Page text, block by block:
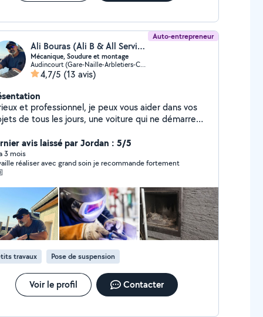
Auto-entrepreneur
Ali Bouras (Ali B & All Services)
Mécanique, Soudure et montage
Audincourt (Gare-Naille-Arbletiers-Cantons)
4,7/5 (13 avis)
je peux vous aider dans vos
de tous les jours, une voiture qui ne démarre
solaires à fixer ou des petits travaux de tous
Je suis la personne qu'il vous faut. Vous
me contacter.
avis laissé par Jordan : 5/5
3 mois
réaliser avec grand soin je recommande fortement
travaux Pose de suspension
Voir le profil Contacter